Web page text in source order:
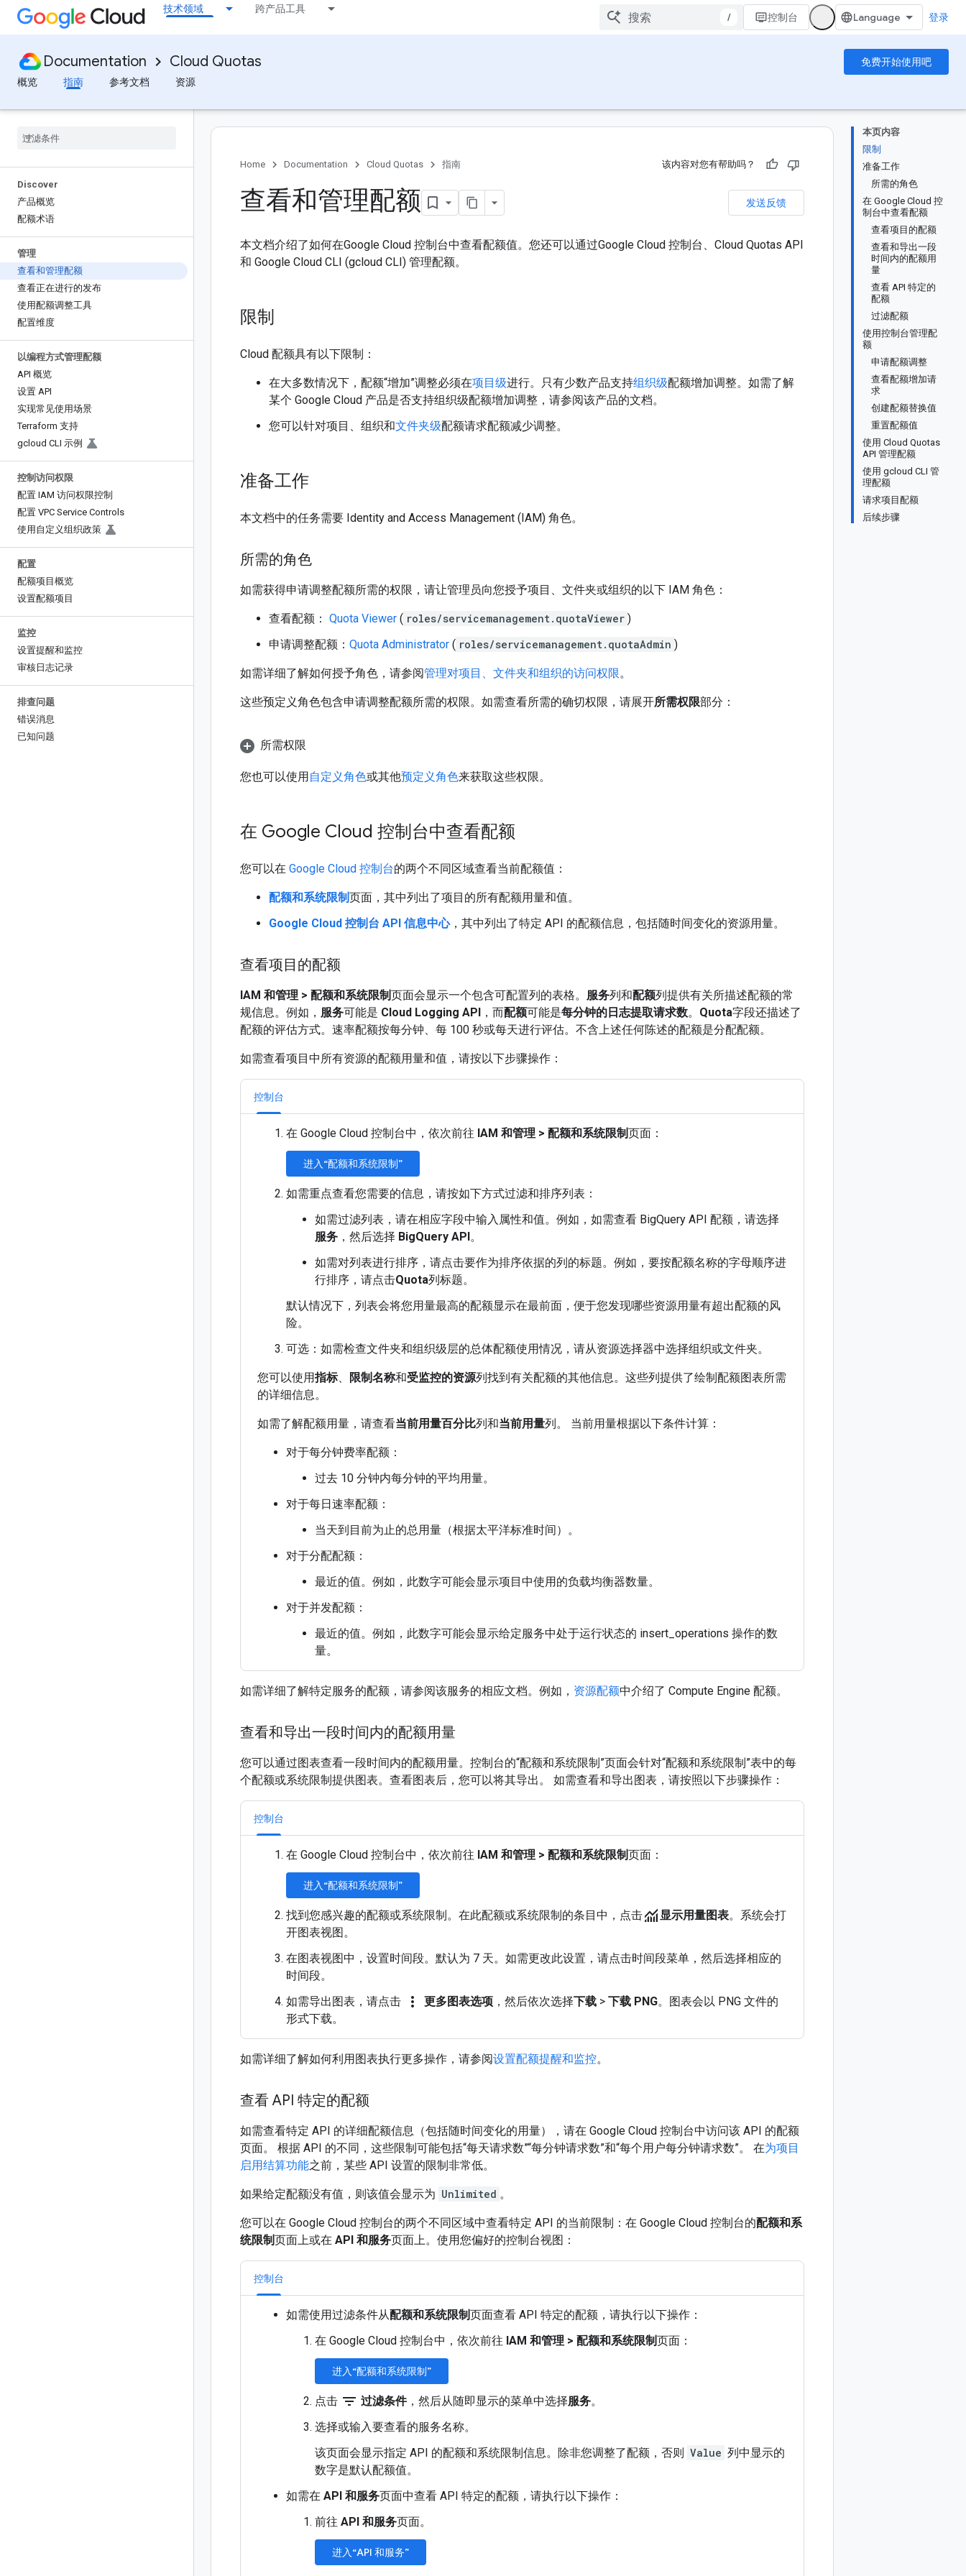
技术领域 跨产品工具
/ 控制台 登录
Documentation Cloud Quotas
免费开始使用吧
概览
指南 参考文档 资源
Discover
产品概览
配额术语
管理
查看和管理配额
查看正在进行的发布
使用配额调整工具
配置维度
以编程方式管理配额
API 概览
设置 API
实现常见使用场景
Terraform 支持
gcloud CLI 示例
控制访问权限
配置 IAM 访问权限控制
配置 VPC Service Controls
使用自定义组织政策
配置
配额项目概览
设置配额项目
监控
设置提醒和监控
审核日志记录
排查问题
错误消息
已知问题
本页内容
限制
准备工作
所需的角色
在 Google Cloud 控
制台中查看配额
查看项目的配额
查看和导出一段
时间内的配额用
量
查看 API 特定的
配额
过滤配额
使用控制台管理配
额
申请配额调整
查看配额增加请
求
创建配额替换值
重置配额值
使用 Cloud Quotas
API 管理配额
使用 gcloud CLI 管
理配额
请求项目配额
后续步骤
Home Documentation Cloud Quotas 指南 该内容对您有帮助吗？
发送反馈
查看和管理配额
本文档介绍了如何在Google Cloud 控制台中查看配额值。您还可以通过Google Cloud 控制台、Cloud Quotas API
和 Google Cloud CLI (gcloud CLI) 管理配额。
限制
Cloud 配额具有以下限制：
在大多数情况下，配额“增加”调整必须在项目级进行。 只有少数产品支持组织级配额增加调整。如需了解
某个 Google Cloud 产品是否支持组织级配额增加调整，请参阅该产品的文档。
您可以针对项目、组织和文件夹级配额请求配额减少调整。
准备工作
本文档中的任务需要 Identity and Access Management (IAM) 角色。
所需的角色
如需获得申请调整配额所需的权限，请让管理员向您授予项目、文件夹或组织的以下 IAM 角色：
查看配额： Quota Viewer ( roles/servicemanagement.quotaViewer )
申请调整配额： Quota Administrator ( roles/servicemanagement.quotaAdmin )
如需详细了解如何授予角色，请参阅管理对项目、文件夹和组织的访问权限。
这些预定义角色包含申请调整配额所需的权限。如需查看所需的确切权限，请展开所需权限部分：
所需权限
您也可以使用自定义角色或其他预定义角色来获取这些权限。
在 Google Cloud 控制台中查看配额
您可以在 Google Cloud 控制台的两个不同区域查看当前配额值：
配额和系统限制页面，其中列出了项目的所有配额用量和值。
Google Cloud 控制台 API 信息中心，其中列出了特定 API 的配额信息，包括随时间变化的资源用量。
查看项目的配额
IAM 和管理 > 配额和系统限制页面会显示一个包含可配置列的表格。 服务列和配额列提供有关所描述配额的常
规信息。例如， 服务可能是 Cloud Logging API ，而配额可能是每分钟的日志提取请求数。 Quota字段还描述了
配额的评估方式。速率配额按每分钟、每 100 秒或每天进行评估。不含上述任何陈述的配额是分配配额。
如需查看项目中所有资源的配额用量和值，请按以下步骤操作：
控制台
在 Google Cloud 控制台中，依次前往 IAM 和管理 > 配额和系统限制页面：
进入“配额和系统限制”
如需重点查看您需要的信息，请按如下方式过滤和排序列表：
如需过滤列表，请在相应字段中输入属性和值。例如，如需查看 BigQuery API 配额，请选择
服务 ，然后选择 BigQuery API。
如需对列表进行排序，请点击要作为排序依据的列的标题。例如，要按配额名称的字母顺序进
行排序，请点击Quota列标题。
默认情况下，列表会将您用量最高的配额显示在最前面，便于您发现哪些资源用量有超出配额的风
险。
可选：如需检查文件夹和组织级层的总体配额使用情况，请从资源选择器中选择组织或文件夹。
您可以使用指标、 限制名称和受监控的资源列找到有关配额的其他信息。这些列提供了绘制配额图表所需
的详细信息。
如需了解配额用量，请查看当前用量百分比列和当前用量列。 当前用量根据以下条件计算：
对于每分钟费率配额：
过去 10 分钟内每分钟的平均用量。
对于每日速率配额：
当天到目前为止的总用量（根据太平洋标准时间）。
对于分配配额：
最近的值。例如，此数字可能会显示项目中使用的负载均衡器数量。
对于并发配额：
最近的值。例如，此数字可能会显示给定服务中处于运行状态的 insert_operations 操作的数
量。
如需详细了解特定服务的配额，请参阅该服务的相应文档。例如， 资源配额中介绍了 Compute Engine 配额。
查看和导出一段时间内的配额用量
您可以通过图表查看一段时间内的配额用量。控制台的“配额和系统限制”页面会针对“配额和系统限制”表中的每
个配额或系统限制提供图表。查看图表后，您可以将其导出。 如需查看和导出图表，请按照以下步骤操作：
控制台
在 Google Cloud 控制台中，依次前往 IAM 和管理 > 配额和系统限制页面：
进入“配额和系统限制”
找到您感兴趣的配额或系统限制。在此配额或系统限制的条目中，点击monitoring显示用量图表。系统会打
开图表视图。
在图表视图中，设置时间段。默认为 7 天。如需更改此设置，请点击时间段菜单，然后选择相应的
时间段。
如需导出图表，请点击
more_vert 更多图表选项 ，然后依次选择下载 > 下载 PNG。图表会以 PNG 文件的
形式下载。
如需详细了解如何利用图表执行更多操作，请参阅设置配额提醒和监控。
查看 API 特定的配额
如需查看特定 API 的详细配额信息（包括随时间变化的用量），请在 Google Cloud 控制台中访问该 API 的配额
页面。 根据 API 的不同，这些限制可能包括“每天请求数”“每分钟请求数”和“每个用户每分钟请求数”。
在为项目
启用结算功能之前，某些 API 设置的限制非常低。
如果给定配额没有值，则该值会显示为 Unlimited 。
您可以在 Google Cloud 控制台的两个不同区域中查看特定 API 的当前限制：在 Google Cloud 控制台的配额和系
统限制页面上或在 API 和服务页面上。使用您偏好的控制台视图：
控制台
如需使用过滤条件从配额和系统限制页面查看 API 特定的配额，请执行以下操作：
在 Google Cloud 控制台中，依次前往 IAM 和管理 > 配额和系统限制页面：
进入“配额和系统限制”
点击 filter_list 过滤条件，然后从随即显示的菜单中选择服务。
选择或输入要查看的服务名称。
该页面会显示指定 API 的配额和系统限制信息。除非您调整了配额，否则 Value 列中显示的
数字是默认配额值。
如需在 API 和服务页面中查看 API 特定的配额，请执行以下操作：
前往 API 和服务页面。
进入“API 和服务”